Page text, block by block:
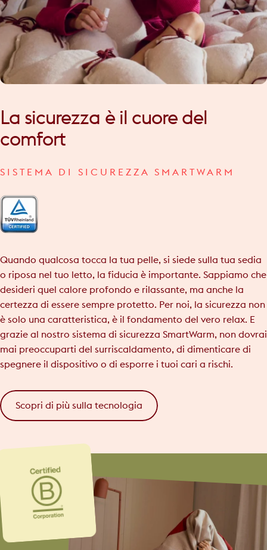
La sicurezza è il cuore del
comfort
SISTEMA DI SICUREZZA SMARTWARM
Quando qualcosa tocca la tua pelle, si siede sulla tua sedia
o riposa nel tuo letto, la fiducia è importante. Sappiamo che
desideri quel calore profondo e rilassante, ma anche la
certezza di essere sempre protetto. Per noi, la sicurezza non
è solo una caratteristica, è il fondamento del vero relax. E
grazie al nostro sistema di sicurezza SmartWarm, non dovrai
mai preoccuparti del surriscaldamento, di dimenticare di
spegnere il dispositivo o di esporre i tuoi cari a rischi.
Scopri di più sulla tecnologia